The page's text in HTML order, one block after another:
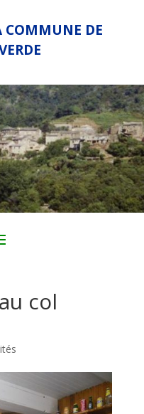
COMMUNE DE
col